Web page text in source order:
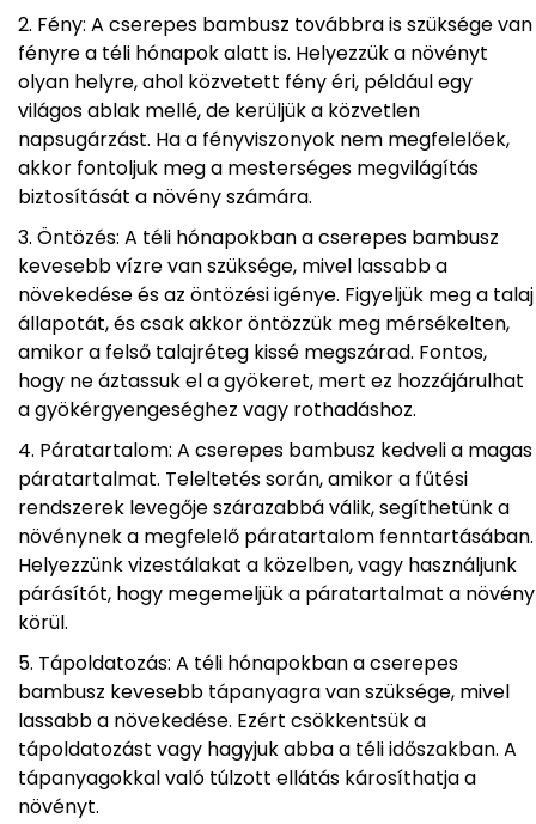
Fény: A cserepes bambusz továbbra is szüksége van
fényre a téli hónapok alatt is. Helyezzük a növényt
olyan helyre, ahol közvetett fény éri, például egy
világos ablak mellé, de kerüljük a közvetlen
napsugárzást. Ha a fényviszonyok nem megfelelőek,
akkor fontoljuk meg a mesterséges megvilágítás
biztosítását a növény számára.
Öntözés: A téli hónapokban a cserepes bambusz
kevesebb vízre van szüksége, mivel lassabb a
növekedése és az öntözési igénye. Figyeljük meg a talaj
állapotát, és csak akkor öntözzük meg mérsékelten,
amikor a felső talajréteg kissé megszárad. Fontos,
hogy ne áztassuk el a gyökeret, mert ez hozzájárulhat
a gyökérgyengeséghez vagy rothadáshoz.
Páratartalom: A cserepes bambusz kedveli a magas
páratartalmat. Teleltetés során, amikor a fűtési
rendszerek levegője szárazabbá válik, segíthetünk a
növénynek a megfelelő páratartalom fenntartásában.
Helyezzünk vizestálakat a közelben, vagy használjunk
párásítót, hogy megemeljük a páratartalmat a növény
körül.
Tápoldatozás: A téli hónapokban a cserepes
bambusz kevesebb tápanyagra van szüksége, mivel
lassabb a növekedése. Ezért csökkentsük a
tápoldatozást vagy hagyjuk abba a téli időszakban. A
tápanyagokkal való túlzott ellátás károsíthatja a
növényt.